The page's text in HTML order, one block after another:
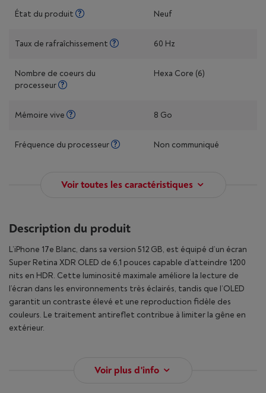
État du produit Neuf
Taux de rafraîchissement 60 Hz
Nombre de coeurs du
processeur
Hexa Core (6)
Mémoire vive 8 Go
Fréquence du processeur Non communiqué
Voir toutes les caractéristiques
Description du produit
L’iPhone 17e Blanc, dans sa version 512 GB, est équipé d’un écran
Super Retina XDR OLED de 6,1 pouces capable d’atteindre 1200
nits en HDR. Cette luminosité maximale améliore la lecture de
l’écran dans les environnements très éclairés, tandis que l’OLED
garantit un contraste élevé et une reproduction fidèle des
couleurs. Le traitement antireflet contribue à limiter la gêne en
extérieur.
Voir plus d'info